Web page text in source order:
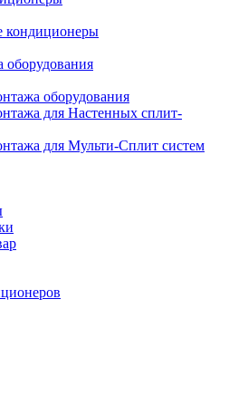
кондиционеры
оборудования
оборудования
для Настенных сплит-
для Мульти-Сплит систем